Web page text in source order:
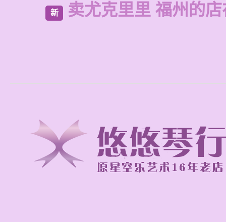
新 卖尤克里里 福州的